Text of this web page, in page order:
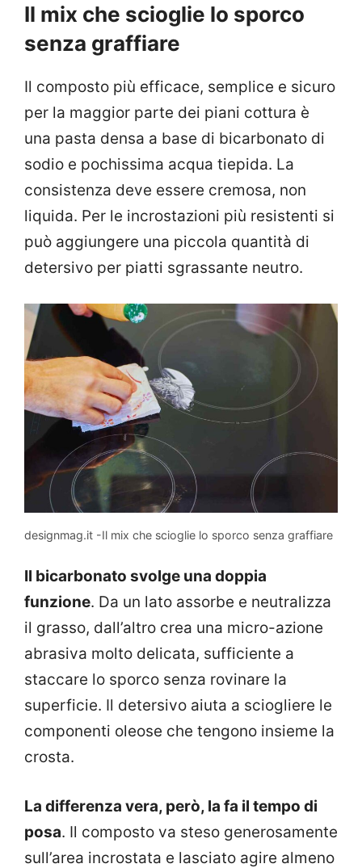
Il mix che scioglie lo sporco
senza graffiare
Il composto più efficace, semplice e sicuro
per la maggior parte dei piani cottura è
una pasta densa a base di bicarbonato di
sodio e pochissima acqua tiepida. La
consistenza deve essere cremosa, non
liquida. Per le incrostazioni più resistenti si
può aggiungere una piccola quantità di
detersivo per piatti sgrassante neutro.
designmag.it -Il mix che scioglie lo sporco senza graffiare
Il bicarbonato svolge una doppia
funzione. Da un lato assorbe e neutralizza
il grasso, dall’altro crea una micro-azione
abrasiva molto delicata, sufficiente a
staccare lo sporco senza rovinare la
superficie. Il detersivo aiuta a sciogliere le
componenti oleose che tengono insieme la
crosta.
La differenza vera, però, la fa il tempo di
posa. Il composto va steso generosamente
sull’area incrostata e lasciato agire almeno